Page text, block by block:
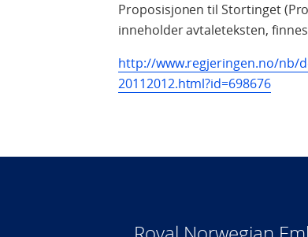
Proposisjonen til Stortinget
inneholder avtaleteksten,
http://www.regjeringen.no/nb/
20112012.html?id=698676